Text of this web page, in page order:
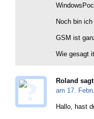
Noch bin
GSM ist
Wie gesagt
Roland sagt
am 17.
Hallo, hast